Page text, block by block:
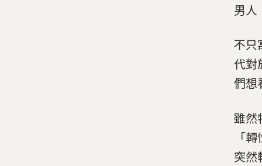
男人
不只
代對
們想
雖然
「
突然